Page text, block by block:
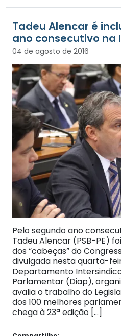
Tadeu Alencar é
ano consecutivo na
04 de agosto de 2016
Pelo segundo ano
Tadeu Alencar (PSB-PE)
dos “cabeças” do
divulgada nesta quarta-
Departamento
Parlamentar (Diap),
avalia o trabalho do
dos 100 melhores
chega à 23ª edição […]